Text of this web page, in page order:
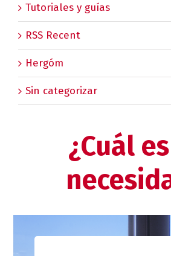
Tutoriales y guías
RSS Recent
Hergóm
Sin categorizar
¿Cuál